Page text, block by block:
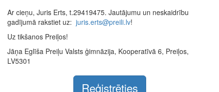
Ar cieņu, Juris Erts, t.29419475. Jautājumu un neskaidrību
gadījumā rakstiet uz: juris.erts@preili.lv!
Uz tikšanos Preiļos!
Jāņa Eglīša Preiļu Valsts ģimnāzija, Kooperatīvā 6, Preiļos,
LV5301
Reģistrēties